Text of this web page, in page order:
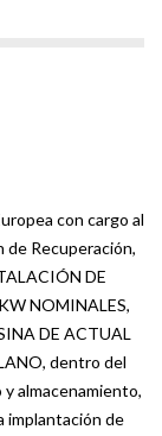
con cargo al
de Recuperación,
DE
NOMINALES,
DE ACTUAL
dentro del
almacenamiento,
implantación de